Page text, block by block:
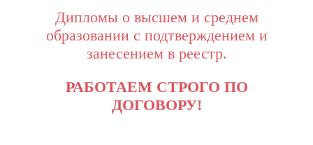
Дипломы о высшем и среднем
образовании с подтверждением и
занесением в реестр.
РАБОТАЕМ СТРОГО ПО
ДОГОВОРУ!